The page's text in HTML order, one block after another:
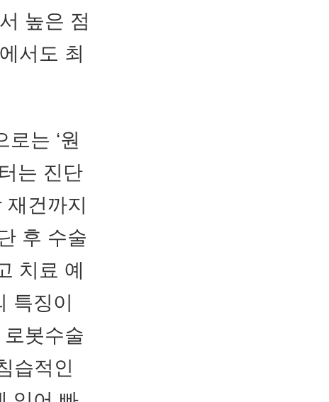
높은 점
서도 최
는 ‘원
는 진단
건까지
후 수술
치료 예
특징이
봇수술
습적인